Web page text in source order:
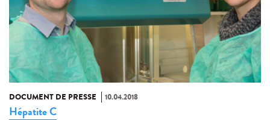
DOCUMENT DE PRESSE 10.04.2018
Hépatite C